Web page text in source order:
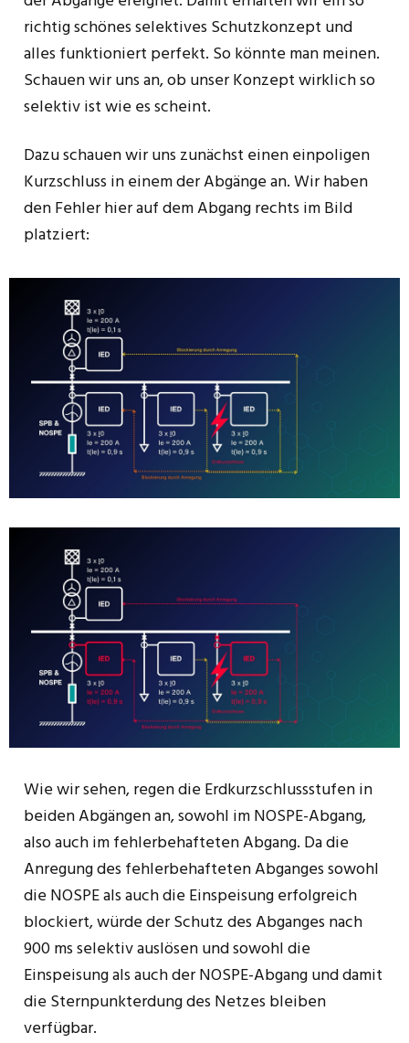
richtig schönes selektives Schutzkonzept und
alles funktioniert perfekt. So könnte man meinen.
Schauen wir uns an, ob unser Konzept wirklich so
selektiv ist wie es scheint.
Dazu schauen wir uns zunächst einen einpoligen
Kurzschluss in einem der Abgänge an. Wir haben
den Fehler hier auf dem Abgang rechts im Bild
platziert:
Wie wir sehen, regen die Erdkurzschlussstufen in
beiden Abgängen an, sowohl im NOSPE-Abgang,
also auch im fehlerbehafteten Abgang. Da die
Anregung des fehlerbehafteten Abganges sowohl
die NOSPE als auch die Einspeisung erfolgreich
blockiert, würde der Schutz des Abganges nach
900 ms selektiv auslösen und sowohl die
Einspeisung als auch der NOSPE-Abgang und damit
die Sternpunkterdung des Netzes bleiben
verfügbar.